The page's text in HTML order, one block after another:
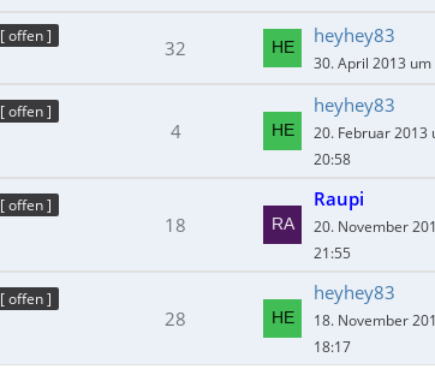
[ offen ]
32
heyhey83
30. April 2013 um
[ offen ]
4
heyhey83
20. Februar 2013
20:58
[ offen ]
18
Raupi
20. November
21:55
[ offen ]
28
heyhey83
18. November
18:17